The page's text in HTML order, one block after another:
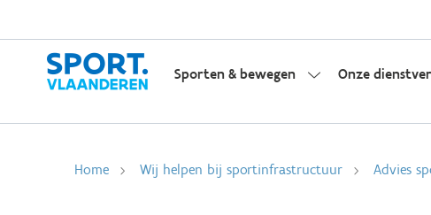
Sporten & bewegen Onze
Home Wij helpen bij sportinfrastructuur Advies